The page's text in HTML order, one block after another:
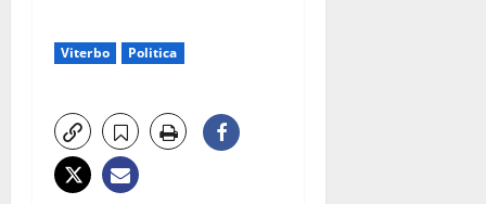
Viterbo Politica